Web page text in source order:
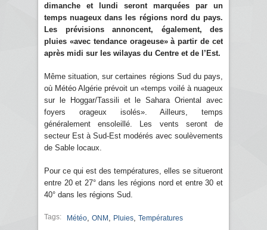
dimanche et lundi seront marquées par un
temps nuageux dans les régions nord du pays.
Les prévisions annoncent, également, des
pluies «avec tendance orageuse» à partir de cet
après midi sur les wilayas du Centre et de l’Est.
Même situation, sur certaines régions Sud du pays,
où Météo Algérie prévoit un «temps voilé à nuageux
sur le Hoggar/Tassili et le Sahara Oriental avec
foyers orageux isolés». Ailleurs, temps
généralement ensoleillé. Les vents seront de
secteur Est à Sud-Est modérés avec soulèvements
de Sable locaux.
Pour ce qui est des températures, elles se situeront
entre 20 et 27° dans les régions nord et entre 30 et
40° dans les régions Sud.
Tags: Météo ONM Pluies Températures